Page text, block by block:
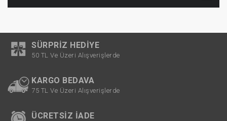
SÜRPRIZ HEDIYE
50 TL Ve Üzeri Alışverişlerde
KARGO BEDAVA
75 TL Ve Üzeri Alışverişlerde
ÜCRETSIZ İADE